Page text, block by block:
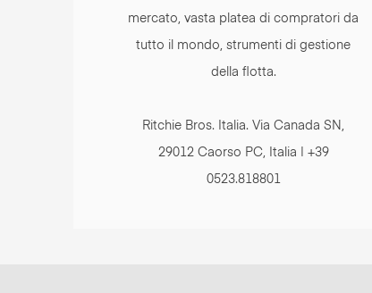
mercato, vasta platea di compratori da
tutto il mondo, strumenti di gestione
della flotta.
Ritchie Bros. Italia. Via Canada SN,
29012 Caorso PC, Italia | +39
0523.818801